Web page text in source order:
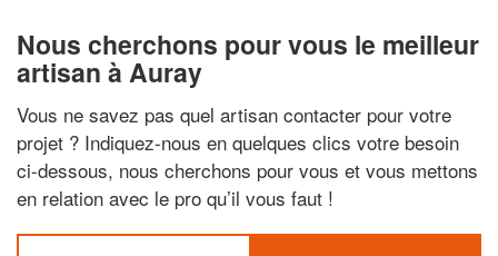
Nous cherchons pour vous le meilleur
artisan à Auray
Vous ne savez pas quel artisan contacter pour votre
projet ? Indiquez-nous en quelques clics votre besoin
ci-dessous, nous cherchons pour vous et vous mettons
en relation avec le pro qu’il vous faut !